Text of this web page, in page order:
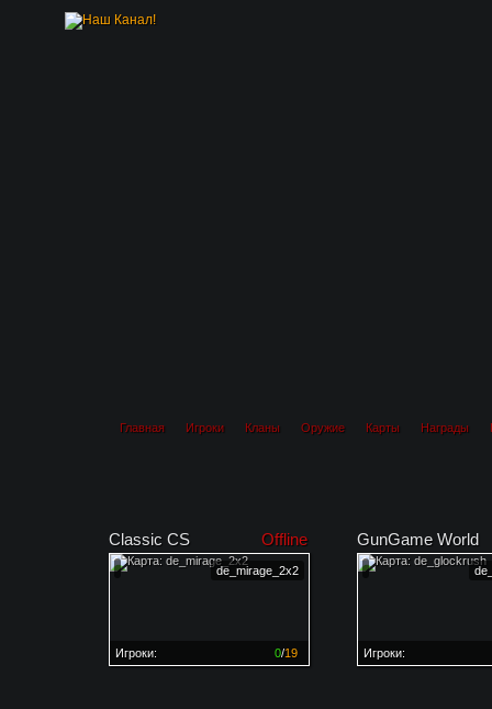
Главная Игроки Кланы Оружие Карты Награды
Classic CS Offline
de_mirage_2x2
0/19
Игроки:
GunGame World
Игроки: